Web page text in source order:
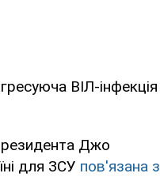
ВІЛ-інфекція
Джо
для ЗСУ пов'язана з